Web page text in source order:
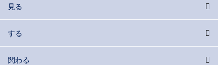
見る
する
関わる